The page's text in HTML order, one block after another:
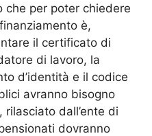
che per poter chiedere
è,
il certificato di
di lavoro, la
d’identità e il codice
avranno bisogno
dall’ente di
dovranno